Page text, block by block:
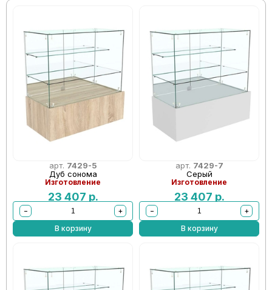
арт. 7429-5
Дуб сонома
Изготовление
23 407 р.
−
+
В корзину
арт. 7429-7
Серый
Изготовление
23 407 р.
−
+
В корзину